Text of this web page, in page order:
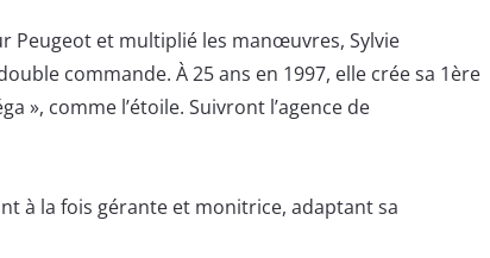
Peugeot et multiplié les manœuvres, Sylvie
commande. À 25 ans en 1997, elle crée sa 1ère
», comme l’étoile. Suivront l’agence de
à la fois gérante et monitrice, adaptant sa